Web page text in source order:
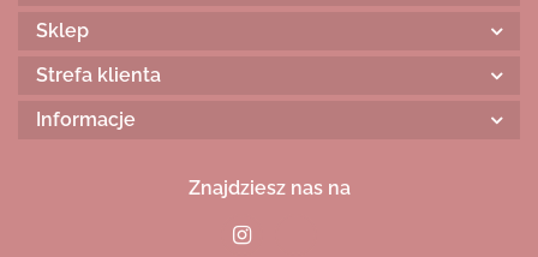
Sklep
Strefa klienta
Informacje
Znajdziesz nas na